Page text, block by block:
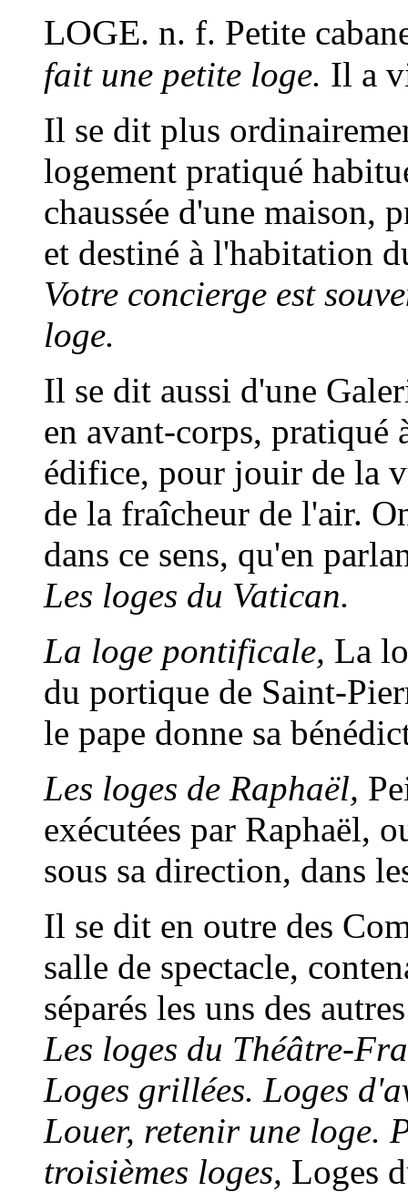
LOGE. n. f. Petite
fait une petite loge. Il a
Il se dit plus
logement pratiqué
chaussée d'une maison,
et destiné à l'habitation
Votre concierge est
loge.
Il se dit aussi d'une
en avant-corps, pratiqué
édifice, pour jouir de la
de la fraîcheur de l'air.
dans ce sens, qu'en
Les loges du Vatican.
La loge pontificale, La
du portique de Saint-
le pape donne sa
Les loges de Raphaël,
exécutées par Raphaël,
sous sa direction, dans
Il se dit en outre des
salle de spectacle,
séparés les uns des
Les loges du Théâtre-
Loges grillées. Loges
Louer, retenir une loge.
troisièmes loges, Loges